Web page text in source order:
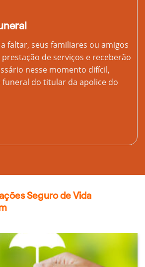
faltar, seus familiares ou amigos
de serviços e receberão
nesse momento difícil,
do titular da apolice do
Seguro de Vida